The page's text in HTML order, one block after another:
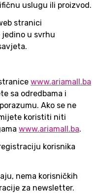
uslugu ili proizvod.
stranici
jedino u svrhu
www.ariamall.ba
sa odredbama i
Ako se ne
koristiti niti
www.ariamall.ba.
korisnika
nema korisničkih
za newsletter.